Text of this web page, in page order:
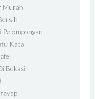
Murah
Kaca
Bekasi